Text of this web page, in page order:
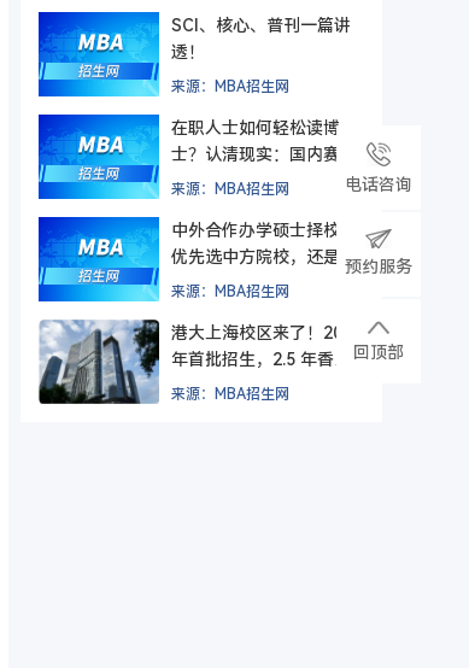
SCI、核心、普刊一篇讲
透！
来源：MBA招生网
在职人士如何轻松读博
士？认清现实：国内赛道
难在入学，更难毕业
来源：MBA招生网
中外合作办学硕士择校，
优先选中方院校，还是外
方院校？
来源：MBA招生网
港大上海校区来了！2026
年首批招生，2.5 年香港
+ 1.5 年上海，毕业后拿
来源：MBA招生网
电话咨询
预约服务
回顶部